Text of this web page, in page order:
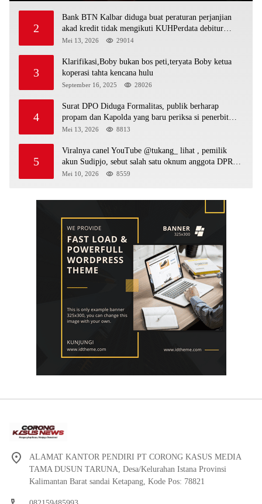
2
Bank BTN Kalbar diduga buat peraturan perjanjian
akad kredit tidak mengikuti KUHPerdata debitur
awam di bentur dengan aturan diduga tanpa dasar
Mei 13, 2026 29014
3
Klarifikasi,Boby bukan bos peti,teryata Boby ketua
koperasi tahta kencana hulu
September 16, 2025 28026
4
Surat DPO Diduga Formalitas, publik berharap
propam dan Kapolda yang baru periksa si penerbit
surat serta Aph diduga lepaskan DPO
Mei 13, 2026 8813
5
Viralnya canel YouTube @tukang_ lihat , pemilik
akun Sudipjo, sebut salah satu oknum anggota DPRD
mempawah terlibat sebagai cukong peti Kapolda yang
Mei 10, 2026 8559
ALAMAT KANTOR PENDIRI PT CORONG KASUS MEDIA
TAMA DUSUN TARUNA, Desa/Kelurahan Istana Provinsi
Kalimantan Barat sandai Ketapang, Kode Pos: 78821